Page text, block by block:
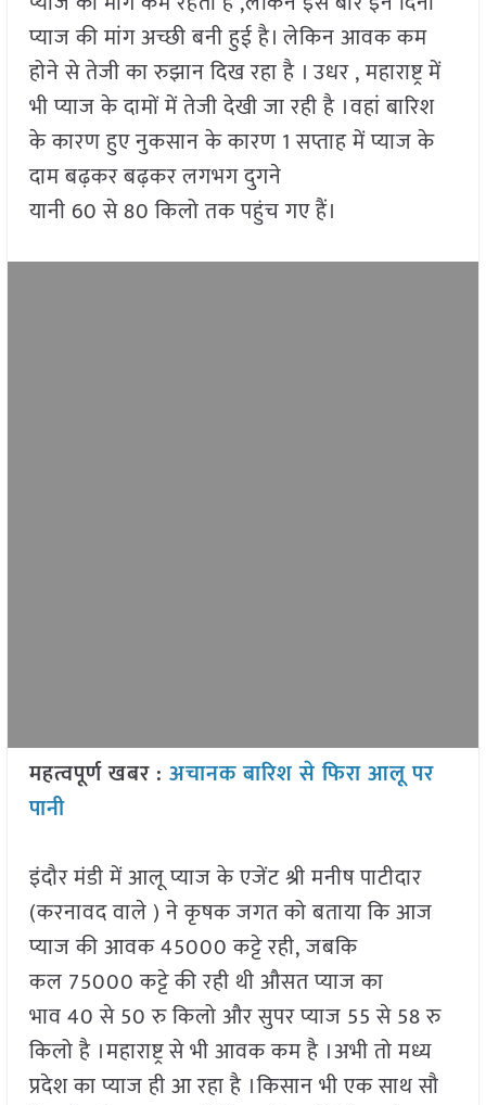
प्याज की मांग अच्छी बनी हुई है। लेकिन आवक कम
होने से तेजी का रुझान दिख रहा है । उधर , महाराष्ट्र में
भी प्याज के दामों में तेजी देखी जा रही है ।वहां बारिश
के कारण हुए नुकसान के कारण 1 सप्ताह में प्याज के
दाम बढ़कर बढ़कर लगभग दुगने
यानी 60 से 80 किलो तक पहुंच गए हैं।
महत्वपूर्ण खबर : अचानक बारिश से फिरा आलू पर
पानी
इंदौर मंडी में आलू प्याज के एजेंट श्री मनीष पाटीदार
(करनावद वाले ) ने कृषक जगत को बताया कि आज
प्याज की आवक 45000 कट्टे रही, जबकि
कल 75000 कट्टे की रही थी औसत प्याज का
भाव 40 से 50 रु किलो और सुपर प्याज 55 से 58 रु
किलो है ।महाराष्ट्र से भी आवक कम है ।अभी तो मध्य
प्रदेश का प्याज ही आ रहा है ।किसान भी एक साथ सौ